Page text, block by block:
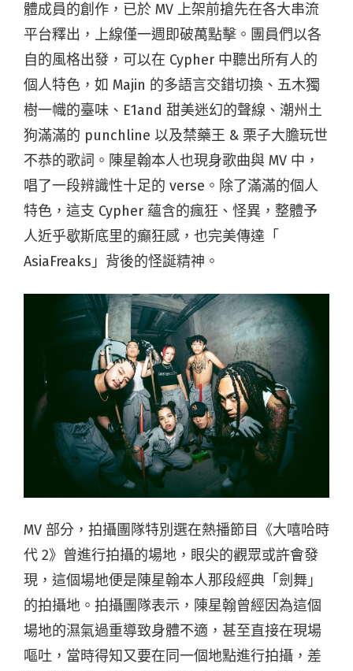
體成員的創作，已於 MV 上架前搶先在各大串流
平台釋出， 上線僅一週即破萬點擊。團員們以各
自的風格出發， 可以在 Cypher 中聽出所有人的
個人特色， 如 Majin 的多語言交錯切換、五木獨
樹一幟的臺味、 E1and 甜美迷幻的聲線、 潮州土
狗滿滿的 punchline 以及禁藥王 & 栗子大膽玩世
不恭的歌詞。陳星翰本人也現身歌曲與 MV 中，
唱了一段辨識性十足的 verse。除了滿滿的個人
特色，這支 Cypher 蘊含的瘋狂、怪異， 整體予
人近乎歇斯底里的癲狂感，也完美傳達「
AsiaFreaks」背後的怪誕精神。
MV 部分，拍攝團隊特別選在熱播節目《大嘻哈時
代 2》曾進行拍攝的場地，眼尖的觀眾或許會發
現， 這個場地便是陳星翰本人那段經典「劍舞」
的拍攝地。 拍攝團隊表示，陳星翰曾經因為這個
場地的濕氣過重導致身體不適， 甚至直接在現場
嘔吐，當時得知又要在同一個地點進行拍攝， 差